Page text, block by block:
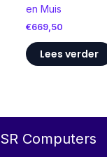
en Muis
€669,50
Lees verder
SR Computers